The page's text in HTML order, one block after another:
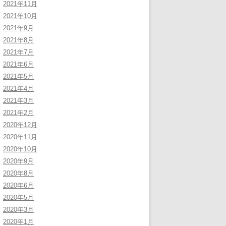
2021年11月
2021年10月
2021年9月
2021年8月
2021年7月
2021年6月
2021年5月
2021年4月
2021年3月
2021年2月
2020年12月
2020年11月
2020年10月
2020年9月
2020年8月
2020年6月
2020年5月
2020年3月
2020年1月